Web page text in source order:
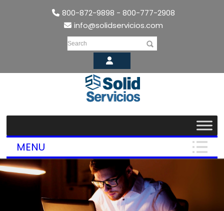
800-872-9898 - 800-777-2908
info@solidservicios.com
Search
MENU